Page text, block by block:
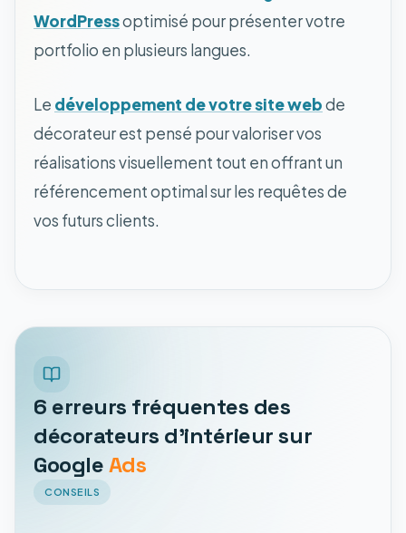
WordPressoptimisé pour présenter votre
portfolio en plusieurs langues.
Le développement de votre site webde
décorateur est pensé pour valoriser vos
réalisations visuellement tout en offrant un
référencement optimal sur les requêtes de
vos futurs clients.
6 erreurs fréquentes des
décorateurs d'intérieur sur
GoogleAds
CONSEILS